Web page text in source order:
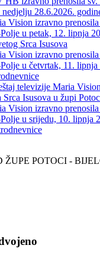
28.6.2026.
Vision izravno
u petak, 12. lipnja
Srca Isusova
Vision izravno
u četvrtak, 11. lipnja
televizije Maria
Srca Isusova u župi
Vision izravno
u srijedu, 10. lipnja
ŽUPE POTOCI -